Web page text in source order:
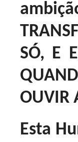
SÓ, E
OUVIR
Esta